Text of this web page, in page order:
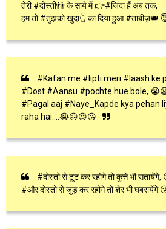
तेरी #दोस्ती👬 के साये में 👉#जिंदा हैं अब तक,
हम तो #तुझको खुदा👆 का दिया हुआ #ताबीज़👑
#Kafan me #lipti meri #laash ke
#Dost #Aansu #pochte hue bole,
#Pagal aaj #Naye_Kapde kya pehan
raha hai....😭😖😍😘
#दोस्तो से टूट कर रहोगे तो कुत्ते भी सतायेंगे,
#और दोस्तो से जुड़ कर रहोगे तो शेर भी